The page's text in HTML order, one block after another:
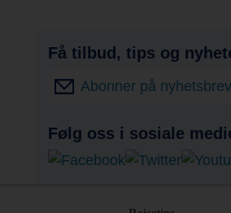
Få tilbud, tips og
Abonner på
Følg oss i sosiale